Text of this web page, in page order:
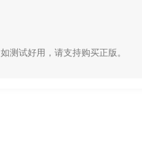
测试好用，请支持购买正版。